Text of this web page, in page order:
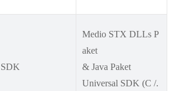
SDK
Medio STX DLLs P
aket
& Java Paket
Universal SDK (C /.